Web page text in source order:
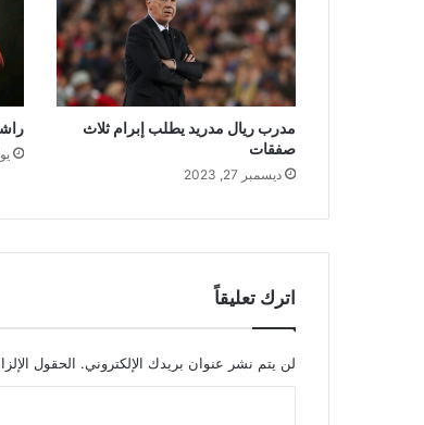
مدرب ريال مدريد يطلب إبرام ثلاث
صفقات
ديسمبر 27, 2023
اترك تعليقاً
لن يتم نشر عنوان بريدك الإلكتروني. الحقول